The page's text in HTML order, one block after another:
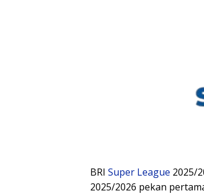
BRI Super League 2025/
2025/2026 pekan